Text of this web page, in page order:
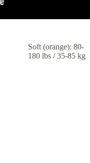
Soft (orange): 80-
180 lbs / 35-85 kg